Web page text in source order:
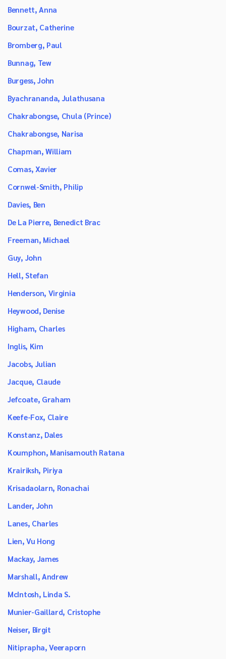
Bennett, Anna
Bourzat, Catherine
Bromberg, Paul
Bunnag, Tew
Burgess, John
Byachrananda, Julathusana
Chakrabongse, Chula (Prince)
Chakrabongse, Narisa
Chapman, William
Comas, Xavier
Cornwel-Smith, Philip
Davies, Ben
De La Pierre, Benedict Brac
Freeman, Michael
Guy, John
Hell, Stefan
Henderson, Virginia
Heywood, Denise
Higham, Charles
Inglis, Kim
Jacobs, Julian
Jacque, Claude
Jefcoate, Graham
Keefe-Fox, Claire
Konstanz, Dales
Koumphon, Manisamouth Ratana
Krairiksh, Piriya
Krisadaolarn, Ronachai
Lander, John
Lanes, Charles
Lien, Vu Hong
Mackay, James
Marshall, Andrew
McIntosh, Linda S.
Munier-Gaillard, Cristophe
Neiser, Birgit
Nitiprapha, Veeraporn